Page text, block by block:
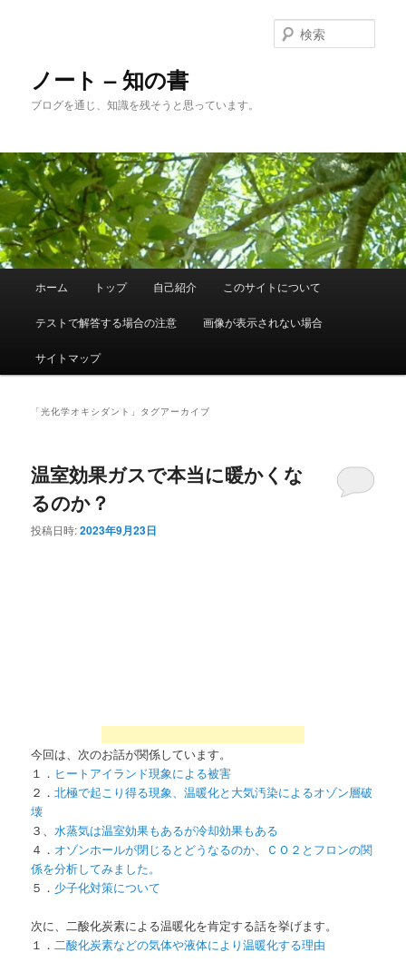
へ
移
移
動
ノート – 知の書
ブログを通じ、知識を残そうと思っています。
索
ュ
ホーム トップ 自己紹介 このサイトについて
テストで解答する場合の注意 画像が表示されない場合
サイトマップ
「光化学オキシダント 」タグアーカイブ
温室効果ガスで本当に暖かくな
るのか？
投稿日時:2023年9月23日
今回は、次のお話が関係しています。
１． ヒートアイランド現象による被害
２．北極で起こり得る現象、温暖化と大気汚染によるオゾン層破
壊
３、 水蒸気は温室効果もあるが冷却効果もある
４． オゾンホールが閉じるとどうなるのか、ＣＯ２とフロンの関
係を分析してみました。
５． 少子化対策について
次に、二酸化炭素による温暖化を肯定する話を挙げます。
１． 二酸化炭素などの気体や液体により温暖化する理由